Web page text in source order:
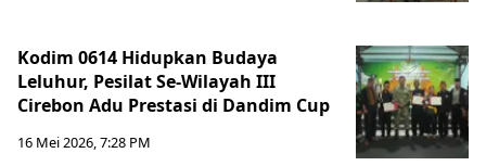
Kodim 0614 Hidupkan Budaya
Leluhur, Pesilat Se-Wilayah III
Cirebon Adu Prestasi di Dandim Cup
16 Mei 2026, 7:28 PM